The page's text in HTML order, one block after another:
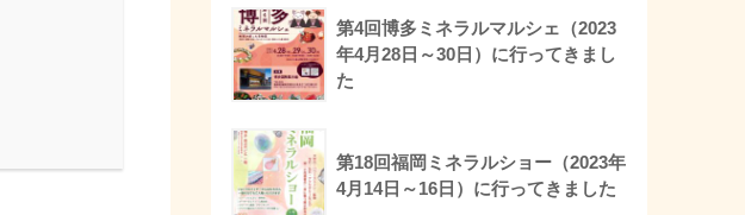
第4回博多ミネラルマルシェ（2023
年4月28日～30日）に行ってきまし
た
第18回福岡ミネラルショー（2023年
4月14日～16日）に行ってきました